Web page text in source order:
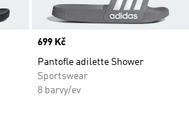
Price
699 Kč
Pantofle adilette Shower
Sportswear
8 barvy/ev